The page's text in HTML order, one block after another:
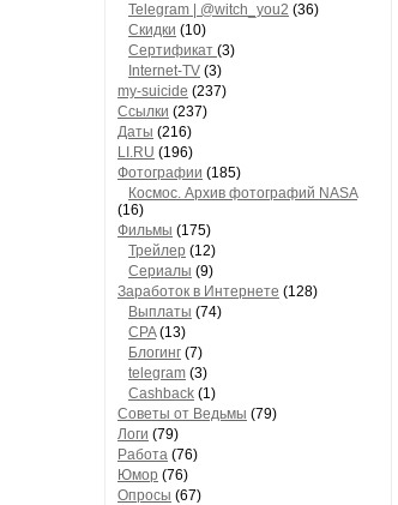
Telegram | @witch_you2 (36)
Скидки (10)
Сертификат (3)
Internet-TV (3)
my-suicide (237)
Ссылки (237)
Даты (216)
LI.RU (196)
Фотографии (185)
Космос. Архив фотографий NASA
(16)
Фильмы (175)
Трейлер (12)
Сериалы (9)
Заработок в Интернете (128)
Выплаты (74)
CPA(13)
Блогинг (7)
telegram (3)
Cashback (1)
Советы от Ведьмы (79)
Логи (79)
Работа (76)
Юмор (76)
Опросы (67)